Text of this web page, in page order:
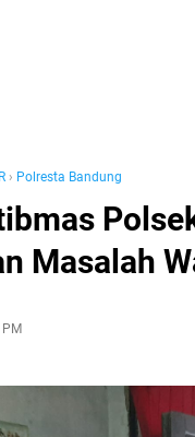
› Polresta Bandung
Masalah